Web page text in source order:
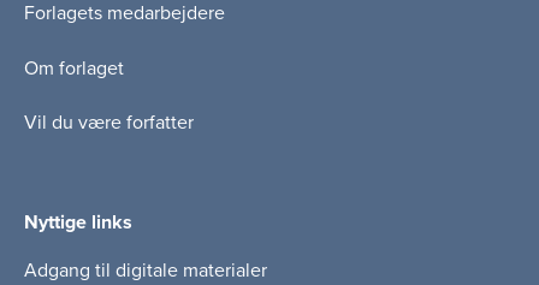
Forlagets medarbejdere
Om forlaget
Vil du være forfatter
Nyttige links
Adgang til digitale materialer